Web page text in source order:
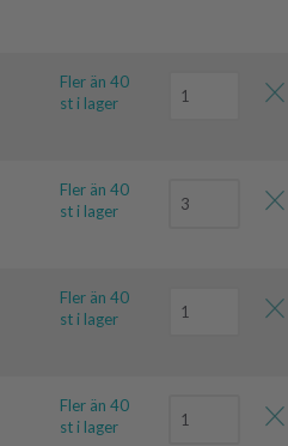
Fler än 40
st i lager
Fler än 40
st i lager
Fler än 40
st i lager
Fler än 40
st i lager